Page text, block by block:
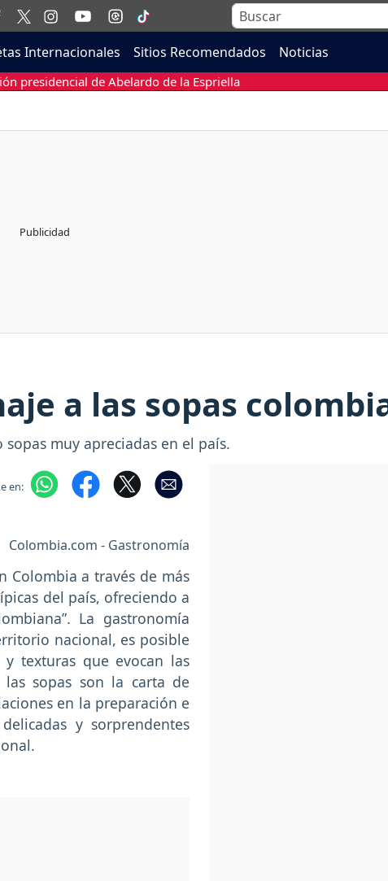
Internacionales Sitios Recomendados Noticias
presidencial de Abelardo de la Espriella
a las sopas
muy apreciadas en el país.
en:
Colombia.com - Gastronomía
Colombia a través de más
del país, ofreciendo a
La gastronomía
nacional, es posible
texturas que evocan las
sopas son la carta de
en la preparación e
y sorprendentes